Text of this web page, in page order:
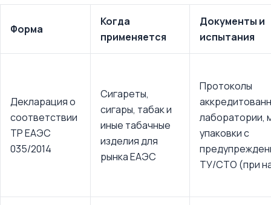
Форма
Когда
применяется
Документы и
испытания
Декларация о
соответствии
ТР ЕАЭС
035/2014
Сигареты,
сигары, табак и
иные табачные
изделия для
рынка ЕАЭС
Протоколы
лаборатории,
упаковки с
ТУ/СТО (при